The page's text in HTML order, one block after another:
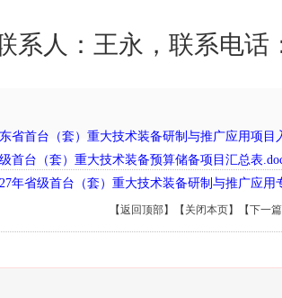
联系人：王永，联系电话
省首台（套）重大技术装备研制与推广应用项目
首台（套）重大技术装备预算储备项目汇总表
年省级首台（套）重大技术装备研制与推广应
【返回顶部】【 关闭本页】【下一篇